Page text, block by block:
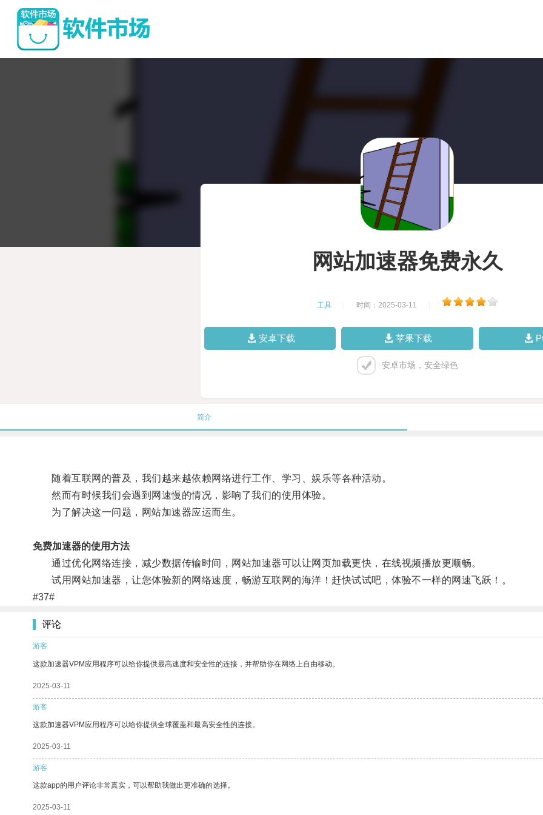
网站加速器免费永久
工具 时间：2025-03-11
安卓下载 苹果下载
安卓市场，安全绿色
简介
随着互联网的普及，我们越来越依赖网络进行工作、学习、娱乐等各种活动。
然而有时候我们会遇到网速慢的情况，影响了我们的使用体验。
为了解决这一问题，网站加速器应运而生。
免费加速器的使用方法
通过优化网络连接，减少数据传输时间，网站加速器可以让网页加载更快，在线视频播放更顺畅。
试用网站加速器，让您体验新的网络速度，畅游互联网的海洋！赶快试试吧，体验不一样的网速飞跃！。
#37#
评论
游客
这款加速器VPM应用程序可以给你提供最高速度和安全性的连接，并帮助你在网络上自由移动。
2025-03-11
游客
这款加速器VPM应用程序可以给你提供全球覆盖和最高安全性的连接。
2025-03-11
游客
这款app的用户评论非常真实，可以帮助我做出更准确的选择。
2025-03-11